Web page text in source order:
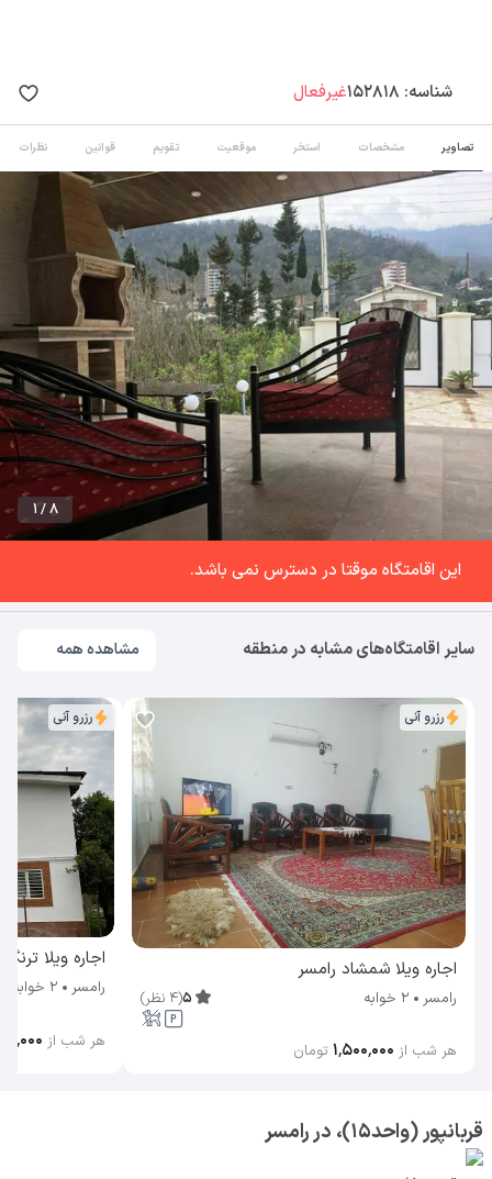
شناسه: 152818غیرفعال
تصاویر مشخصات استخر موقعیت تقویم قوانین نظرات
1 / 8
این اقامتگاه موقتا در دسترس نمی باشد.
سایر اقامتگاه‌های مشابه در منطقه مشاهده همه
رزرو آنی
اجاره ویلا شمشاد رامسر
رامسر 2 خوابه 5
(
4 نظر)
هر شب از ۱٬۵۰۰٬۰۰۰ تومان
رزرو آنی
اجاره ویلا
رامسر 2 خوابه
هر شب از
قربانپور (واحد15)، در رامسر